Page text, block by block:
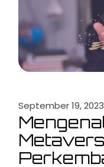
September 19, 2023